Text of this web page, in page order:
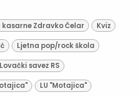
Zdravko Čelar Kviz
Ljetna pop/rock škola
Lovački savez RS
LU "Motajica"